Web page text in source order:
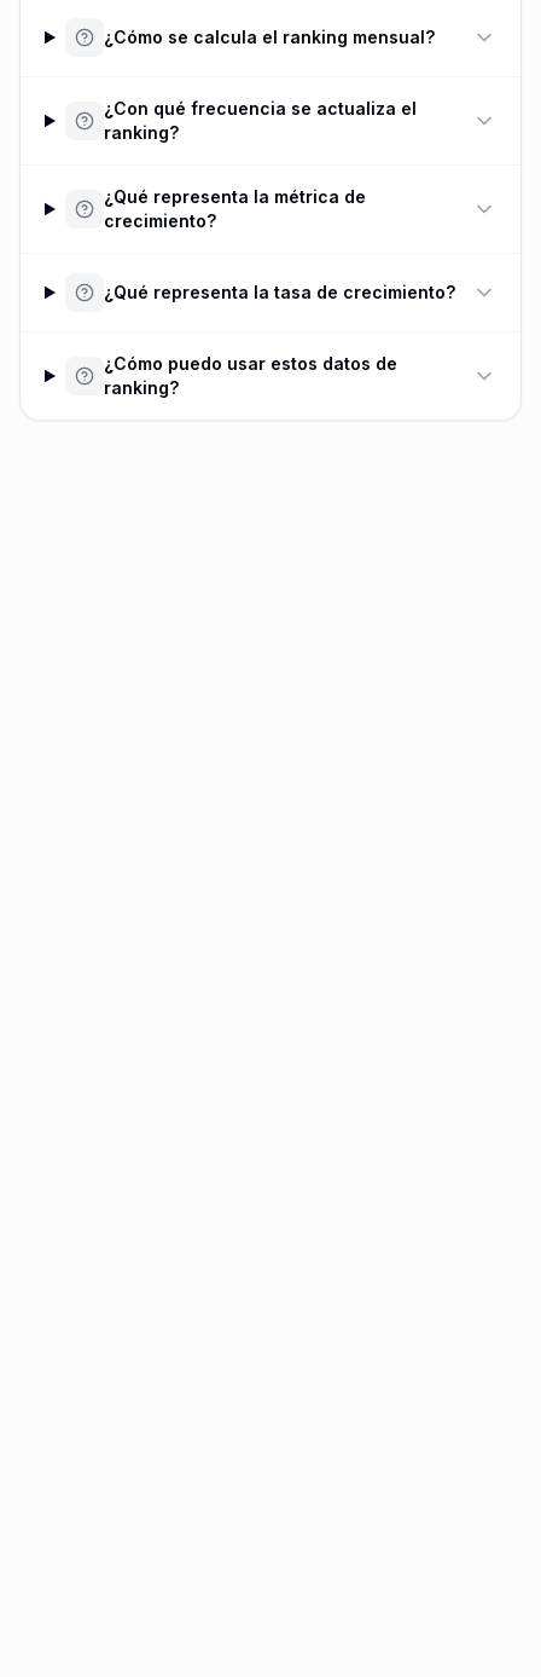
¿Cómo se calcula el ranking mensual?
¿Con qué frecuencia se actualiza el
ranking?
¿Qué representa la métrica de
crecimiento?
¿Qué representa la tasa de crecimiento?
¿Cómo puedo usar estos datos de
ranking?